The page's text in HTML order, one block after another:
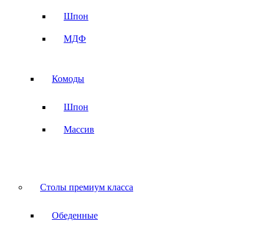
Шпон
МДФ
Комоды
Шпон
Массив
Столы премиум класса
Обеденные